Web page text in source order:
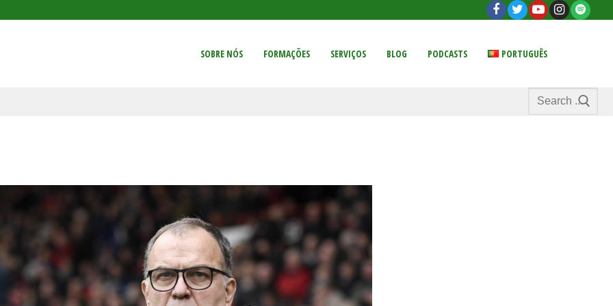
SOBRE NÓS
FORMAÇÕES SERVIÇOS BLOG PODCASTS PORTUGUÊS
Search
for: